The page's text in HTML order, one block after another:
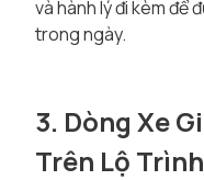
và hành lý đi kèm để
trong ngày.
3. Dòng Xe
Trên Lộ